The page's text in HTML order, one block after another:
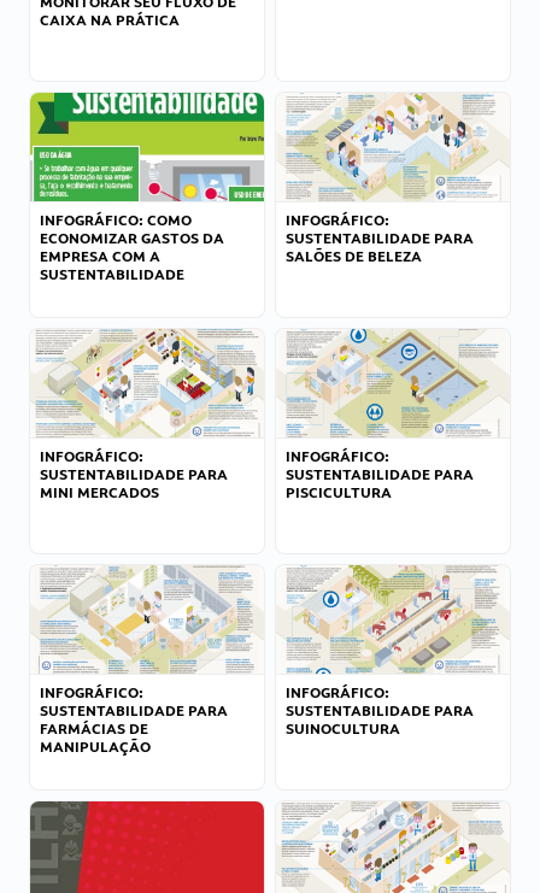
CAIXA NA PRÁTICA
INFOGRÁFICO: COMO
ECONOMIZAR GASTOS DA
EMPRESA COM A
SUSTENTABILIDADE
INFOGRÁFICO:
SUSTENTABILIDADE PARA
SALÕES DE BELEZA
INFOGRÁFICO:
SUSTENTABILIDADE PARA
MINI MERCADOS
INFOGRÁFICO:
SUSTENTABILIDADE PARA
PISCICULTURA
INFOGRÁFICO:
SUSTENTABILIDADE PARA
FARMÁCIAS DE
MANIPULAÇÃO
INFOGRÁFICO:
SUSTENTABILIDADE PARA
SUINOCULTURA